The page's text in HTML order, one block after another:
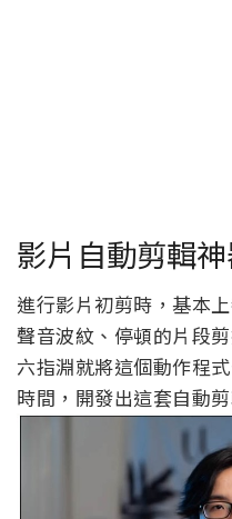
影片自動剪輯
進行影片初剪時，基本
聲音波紋、停頓的片段
六指淵就將這個動作程
時間，開發出這套自動剪